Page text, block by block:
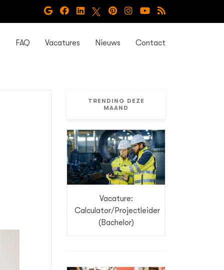
FAQ Vacatures Nieuws Contact
TRENDING DEZE
MAAND
Vacature:
Calculator/Projectleider
(Bachelor)